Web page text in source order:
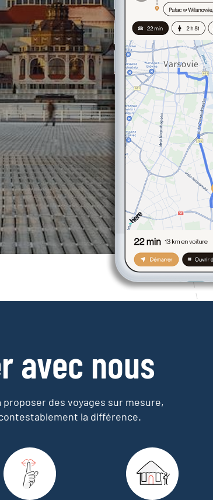
avec nous
des voyages sur mesure,
la différence.